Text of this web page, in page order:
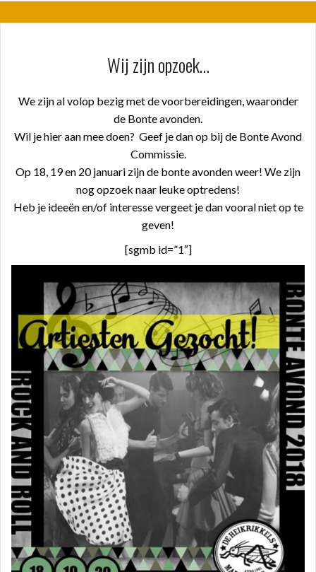
Wij zijn opzoek…
We zijn al volop bezig met de voorbereidingen, waaronder
de Bonte avonden.
Wil je hier aan mee doen? Geef je dan op bij de Bonte Avond
Commissie.
Op 18, 19 en 20 januari zijn de bonte avonden weer! We zijn
nog opzoek naar leuke optredens!
Heb je ideeën en/of interesse vergeet je dan vooral niet op te
geven!
[sgmb id=”1″]